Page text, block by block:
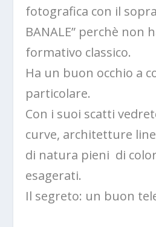
fotografica con il
BANALE” perchè non
formativo classico.
Ha un buon occhio a
particolare.
Con i suoi scatti
curve, architetture
di natura pieni di
esagerati.
Il segreto: un buon